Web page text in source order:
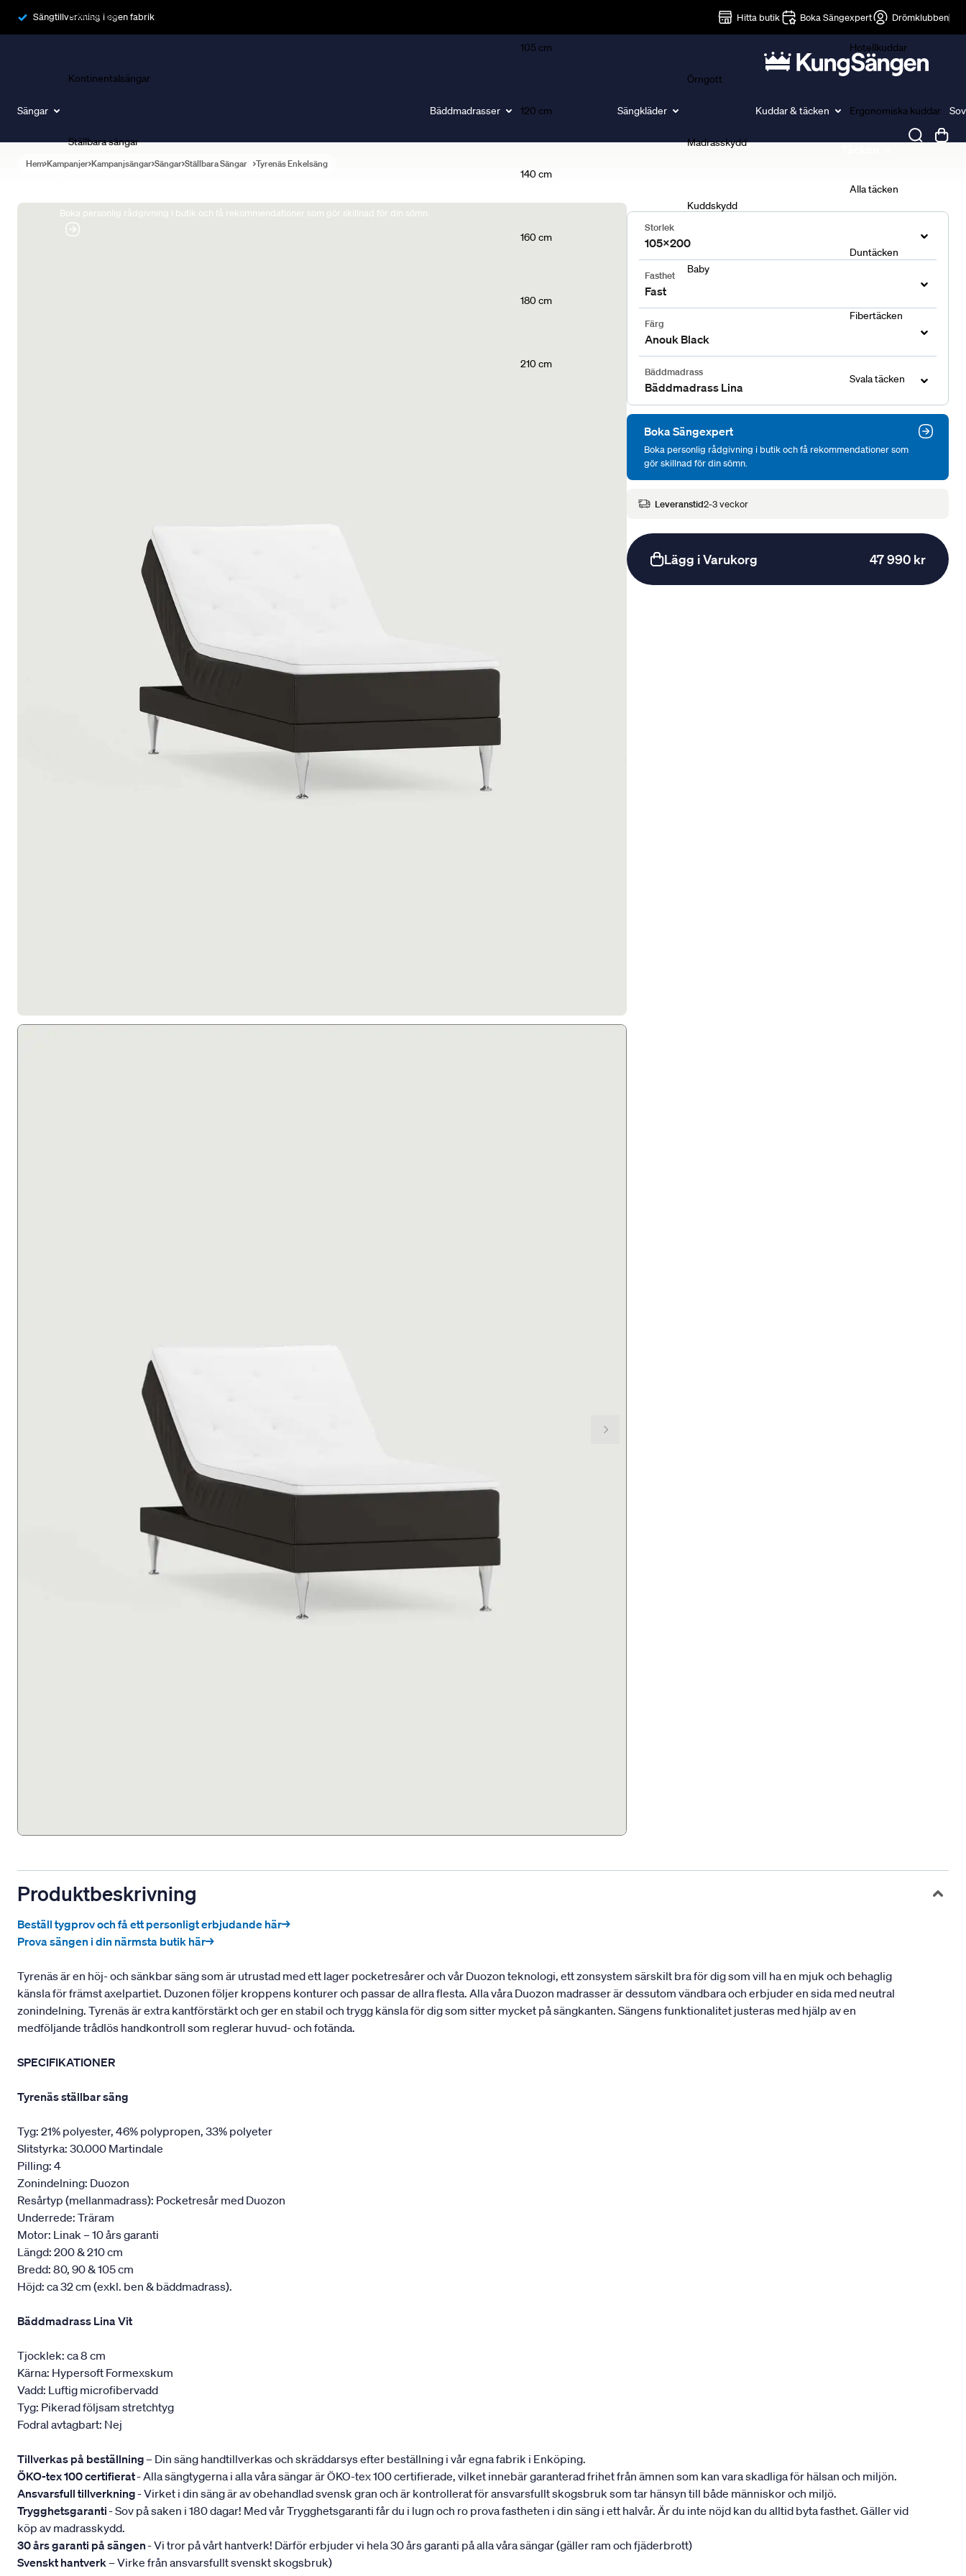
Sängtillverkning i egen fabrik Hitta butik Boka Sängexpert Drömklubben
Sängar
Ramsängar
Kontinentalsängar
Ställbara sängar
Boka personlig rådgivning i butik och få rekommendationer som gör skillnad för din sömn.
Bäddmadrasser
105 cm
120 cm
140 cm
160 cm
180 cm
210 cm
Sängkläder
Örngott
Madrasskydd
Kuddskydd
Baby
Kuddar & täcken
Hotellkuddar
Ergonomiska kuddar
Alla täcken
Duntäcken
Fibertäcken
Svala täcken
Hem Kampanjer Kampanjsängar Sängar Ställbara Sängar Tyrenäs Enkelsäng
Storlek
105x200
Fasthet
Fast
Färg
Anouk Black
Bäddmadrass
Bäddmadrass Lina
Boka Sängexpert
Boka personlig rådgivning i butik och få rekommendationer som
gör skillnad för din sömn.
Leveranstid2-3 veckor
Lägg i Varukorg 47 990 kr
Produktbeskrivning
Beställ tygprov och få ett personligt erbjudande här→
Prova sängen i din närmsta butik här→
Tyrenäs är en höj- och sänkbar säng som är utrustad med ett lager pocketresårer och vår Duozon teknologi, ett zonsystem särskilt bra för dig som vill ha en mjuk och behaglig
känsla för främst axelpartiet. Duzonen följer kroppens konturer och passar de allra flesta. Alla våra Duozon madrasser är dessutom vändbara och erbjuder en sida med neutral
zonindelning. Tyrenäs är extra kantförstärkt och ger en stabil och trygg känsla för dig som sitter mycket på sängkanten. Sängens funktionalitet justeras med hjälp av en
medföljande trådlös handkontroll som reglerar huvud- och fotända.
SPECIFIKATIONER
Tyrenäs ställbar säng
Tyg: 21% polyester, 46% polypropen, 33% polyeter
Slitstyrka: 30.000 Martindale
Pilling: 4
Zonindelning: Duozon
Resårtyp (mellanmadrass): Pocketresår med Duozon
Underrede: Träram
Motor: Linak – 10 års garanti
Längd: 200 & 210 cm
Bredd: 80, 90 & 105 cm
Höjd: ca 32 cm (exkl. ben & bäddmadrass).
Bäddmadrass Lina Vit
Tjocklek: ca 8 cm
Kärna: Hypersoft Formexskum
Vadd: Luftig microfibervadd
Tyg: Pikerad följsam stretchtyg
Fodral avtagbart: Nej
Tillverkas på beställning– Din säng handtillverkas och skräddarsys efter beställning i vår egna fabrik i Enköping.
ÖKO-tex 100 certifierat- Alla sängtygerna i alla våra sängar är ÖKO-tex 100 certifierade, vilket innebär garanterad frihet från ämnen som kan vara skadliga för hälsan och miljön.
Ansvarsfull tillverkning- Virket i din säng är av obehandlad svensk gran och är kontrollerat för ansvarsfullt skogsbruk som tar hänsyn till både människor och miljö.
Trygghetsgaranti- Sov på saken i 180 dagar! Med vår Trygghetsgaranti får du i lugn och ro prova fastheten i din säng i ett halvår. Är du inte nöjd kan du alltid byta fasthet. Gäller vid
köp av madrasskydd.
30 års garanti på sängen- Vi tror på vårt hantverk! Därför erbjuder vi hela 30 års garanti på alla våra sängar (gäller ram och fjäderbrott)
Svenskt hantverk– Virke från ansvarsfullt svenskt skogsbruk)